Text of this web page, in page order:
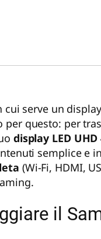
cui serve un
per questo: per
display LED UHD
semplice e
(Wi-Fi, HDMI,
il